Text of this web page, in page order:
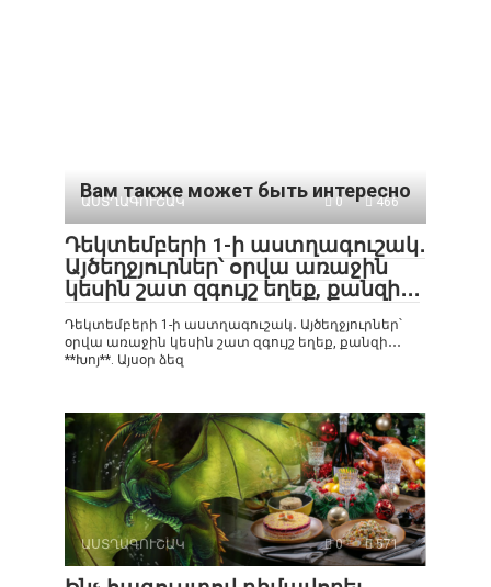
Вам также может быть интересно
ԱՍՏՂԱԳՈՒՇԱԿ 0 466
Դեկտեմբերի 1-ի աստղագուշակ․
Այծեղջյուրներ՝ օրվա առաջին
կեսին շատ զգույշ եղեք, քանզի․․․
Դեկտեմբերի 1-ի աստղագուշակ․ Այծեղջյուրներ՝
օրվա առաջին կեսին շատ զգույշ եղեք, քանզի․․․
**Խոյ**. Այսօր ձեզ
ԱՍՏՂԱԳՈՒՇԱԿ 0 571